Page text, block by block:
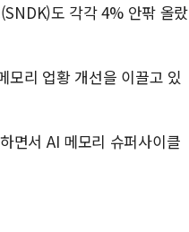
도 각각 4% 안팎 올랐
모리 업황 개선을 이끌고 있
면서 AI 메모리 슈퍼사이클